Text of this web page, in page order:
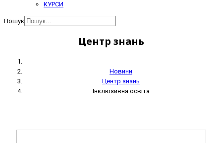
КУРСИ
Пошук
Центр знань
Новини
Центр знань
Інклюзивна освіта